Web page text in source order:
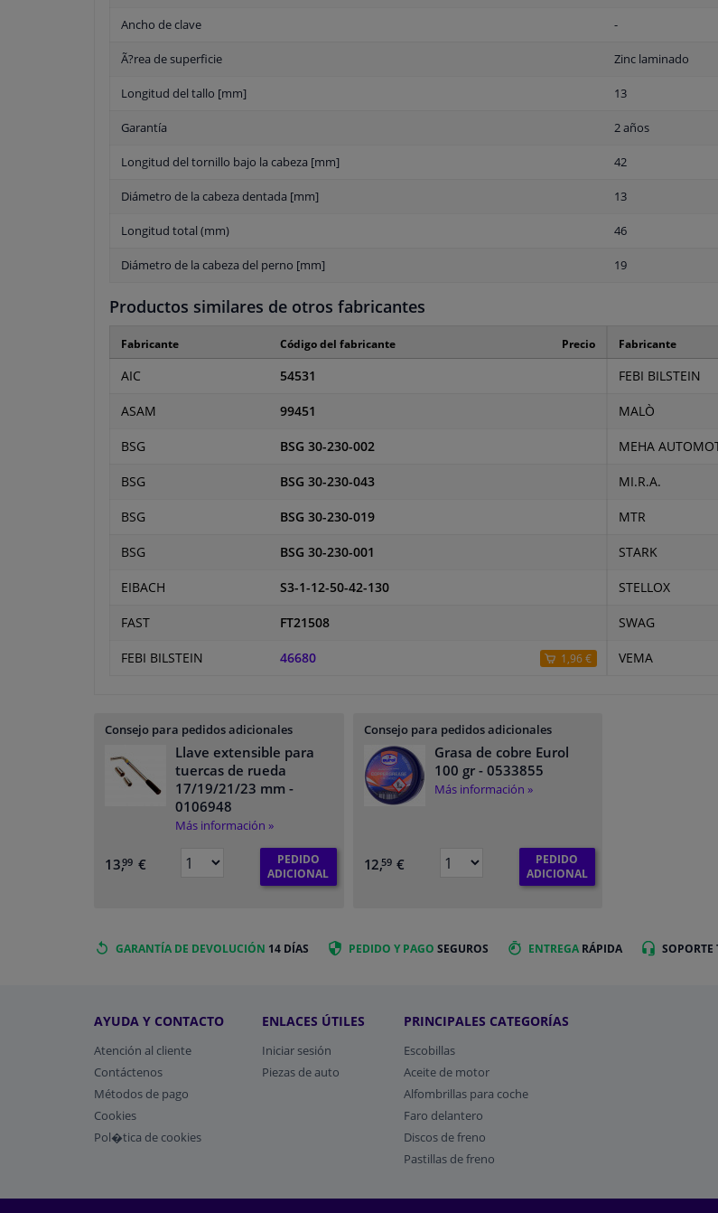
Ancho de clave -
Ã?rea de superficie Zinc laminado
Longitud del tallo [mm] 13
Garantía 2 años
Longitud del tornillo bajo la cabeza [mm] 42
Diámetro de la cabeza dentada [mm] 13
Longitud total (mm) 46
Diámetro de la cabeza del perno [mm] 19
Productos similares de otros fabricantes
Fabricante Código del fabricante Precio
AIC 54531
ASAM 99451
BSG BSG 30-230-002
BSG BSG 30-230-043
BSG BSG 30-230-019
BSG BSG 30-230-001
EIBACH S3-1-12-50-42-130
FAST FT21508
FEBI BILSTEIN 46680 1,96 €
Fabricante
FEBI BILSTEIN
MALÒ
MEHA
MI.R.A.
MTR
STARK
STELLOX
SWAG
VEMA
Consejo para pedidos adicionales
Llave extensible para
tuercas de rueda
17/19/21/23 mm -
0106948
Más información »
13,99 €
PEDIDO
ADICIONAL
Consejo para pedidos adicionales
Grasa de cobre Eurol
100 gr- 0533855
Más información »
12,59 €
PEDIDO
ADICIONAL
GARANTÍA DE DEVOLUCIÓN 14 DÍAS PEDIDO Y PAGO SEGUROS ENTREGA RÁPIDA SOPORTE
AYUDA Y CONTACTO
Atención al cliente
Contáctenos
Métodos de pago
​Cookies
Pol�tica de cookies
ENLACES ÚTILES
Iniciar sesión
Piezas de auto
PRINCIPALES CATEGORÍAS
Escobillas
Aceite de motor
Alfombrillas para coche
Faro delantero
Discos de freno
Pastillas de freno